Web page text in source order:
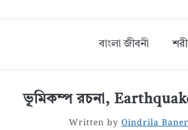
বাংলা জীবনী
ভূমিকম্প রচনা,
Written by Oindrila